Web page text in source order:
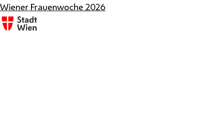
Wiener Frauenwoche 2026